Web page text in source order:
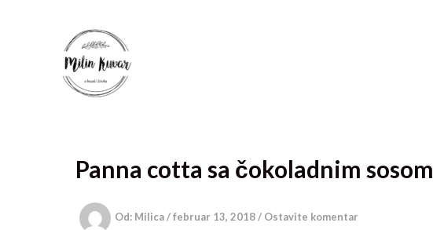
Panna cotta sa čokoladnim sosom
Od: Milica/februar 13, 2018/ Ostavite komentar